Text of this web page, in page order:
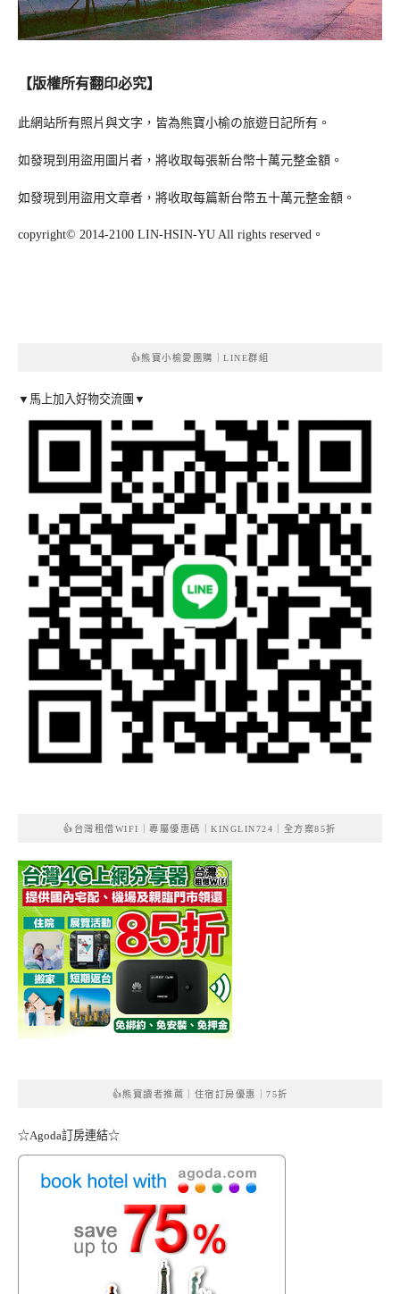
【版權所有翻印必究】
此網站所有照片與文字，皆為熊寶小榆の旅遊日記所有。
如發現到用盜用圖片者，將收取每張新台幣十萬元整金額。
如發現到用盜用文章者，將收取每篇新台幣五十萬元整金額。
copyright© 2014-2100 LIN-HSIN-YU All rights reserved。
👍熊寶小榆愛團購｜LINE群組
▼馬上加入好物交流團▼
👍台灣租借WIFI｜專屬優惠碼｜KINGLIN724｜全方案85折
👍熊寶讀者推薦｜住宿訂房優惠｜75折
☆Agoda訂房連結☆